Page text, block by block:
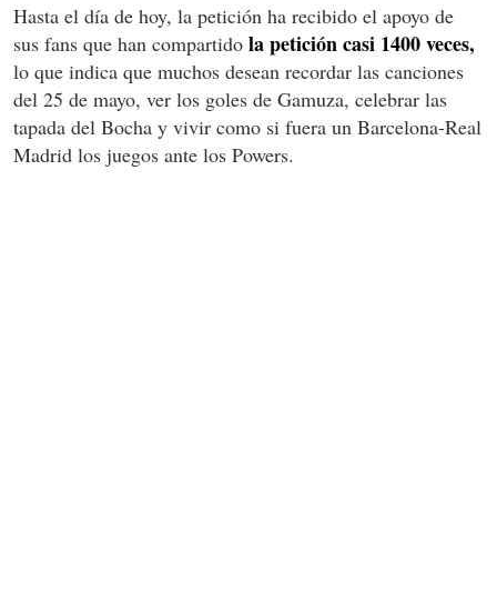
Hasta el día de hoy, la petición ha recibido el apoyo de
sus fans que han compartido la petición casi 1400 veces,
lo que indica que muchos desean recordar las canciones
del 25 de mayo, ver los goles de Gamuza, celebrar las
tapada del Bocha y vivir como si fuera un Barcelona-Real
Madrid los juegos ante los Powers.